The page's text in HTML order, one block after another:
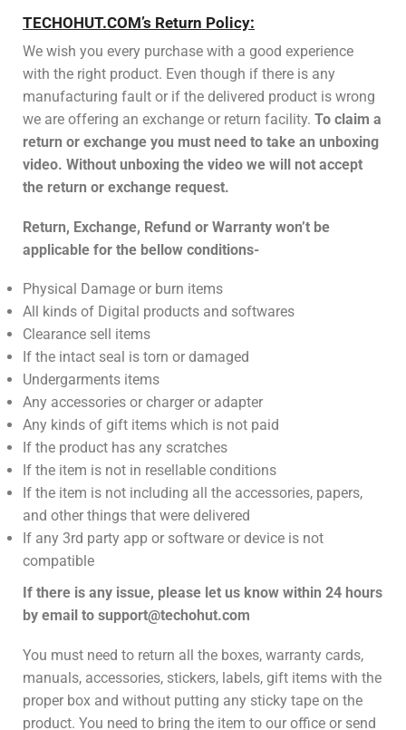
TECHOHUT.COM’s Return Policy:
We wish you every purchase with a good experience
with the right product. Even though if there is any
manufacturing fault or if the delivered product is wrong
we are offering an exchange or return facility. To claim a
return or exchange you must need to take an unboxing
video. Without unboxing the video we will not accept
the return or exchange request.
Return, Exchange, Refund or Warranty won’t be
applicable for the bellow conditions-
Physical Damage or burn items
All kinds of Digital products and softwares
Clearance sell items
If the intact seal is torn or damaged
Undergarments items
Any accessories or charger or adapter
Any kinds of gift items which is not paid
If the product has any scratches
If the item is not in resellable conditions
If the item is not including all the accessories, papers,
and other things that were delivered
If any 3rd party app or software or device is not
compatible
If there is any issue, please let us know within 24 hours
by email to support@techohut.com
You must need to return all the boxes, warranty cards,
manuals, accessories, stickers, labels, gift items with the
proper box and without putting any sticky tape on the
product. You need to bring the item to our office or send